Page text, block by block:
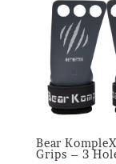
Bear
Grips – 3